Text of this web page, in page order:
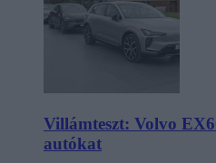
Villámteszt: Volvo
autókat